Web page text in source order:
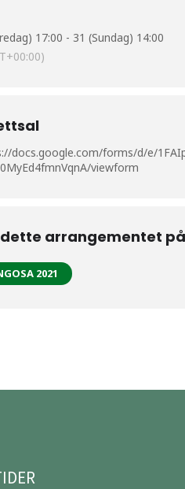
17:00 - 31 (Sundag) 14:00
docs.google.com/forms/d/e/
viewform
dette arrangementet
2021